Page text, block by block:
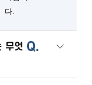
다.
Q.
무엇